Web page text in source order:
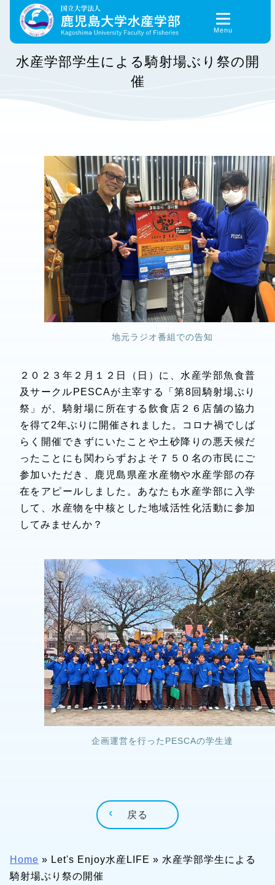
content
水産学部学生による騎射場ぶり祭の開
催
地元ラジオ番組での告知
２０２３年２月１２日（日）に、水産学部魚食普
及サークルPESCAが主宰する「第8回騎射場ぶり
祭」が、騎射場に所在する飲食店２６店舗の協力
を得て2年ぶりに開催されました。コロナ禍でしば
らく開催できずにいたことや土砂降りの悪天候だ
ったことにも関わらずおよそ７５０名の市民にご
参加いただき、鹿児島県産水産物や水産学部の存
在をアピールしました。あなたも水産学部に入学
して、水産物を中核とした地域活性化活動に参加
してみませんか？
企画運営を行ったPESCAの学生達
戻る
Home » Let's Enjoy水産LIFE » 水産学部学生による
騎射場ぶり祭の開催